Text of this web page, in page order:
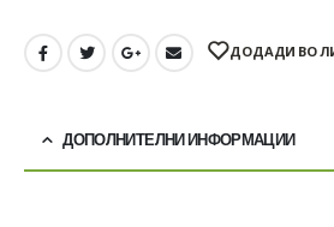
ДОДАДИ ВО
ДОПОЛНИТЕЛНИ ИНФОРМАЦИИ